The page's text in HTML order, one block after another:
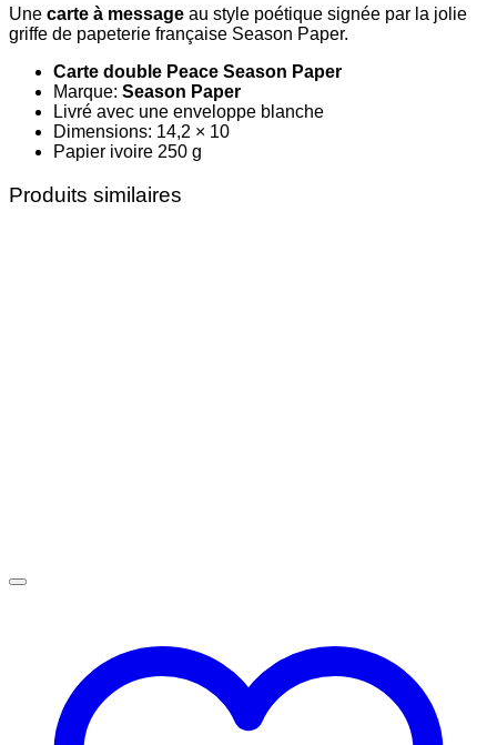
Une carte à message au style poétique signée par la jolie
griffe de papeterie française Season Paper.
Carte double Peace Season Paper
Marque: Season Paper
Livré avec une enveloppe blanche
Dimensions: 14,2 × 10
Papier ivoire 250 g
Produits similaires